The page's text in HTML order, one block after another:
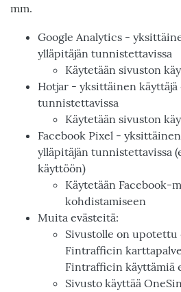
mm.
Google Analytics -
ylläpitäjän tunnistettavissa
Käytetään sivuston
Hotjar - yksittäinen käyttäjä
tunnistettavissa
Käytetään sivuston
Facebook Pixel -
ylläpitäjän tunnistettavissa
käyttöön)
Käytetään Facebook-
kohdistamiseen
Muita evästeitä:
Sivustolle on
Fintrafficin
Fintrafficin käyttämiä
Sivusto käyttää